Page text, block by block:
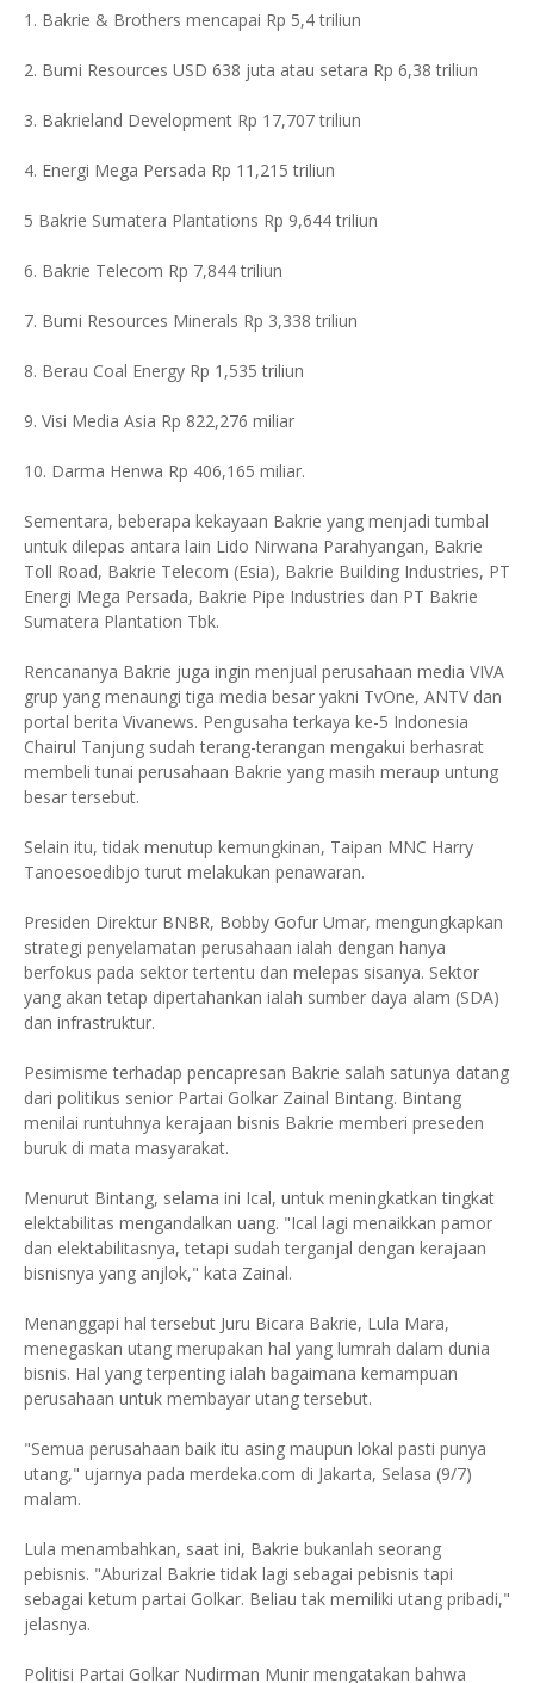
1. Bakrie & Brothers mencapai Rp 5,4 triliun
2. Bumi Resources USD 638 juta atau setara Rp 6,38 triliun
3. Bakrieland Development Rp 17,707 triliun
4. Energi Mega Persada Rp 11,215 triliun
5 Bakrie Sumatera Plantations Rp 9,644 triliun
6. Bakrie Telecom Rp 7,844 triliun
7. Bumi Resources Minerals Rp 3,338 triliun
8. Berau Coal Energy Rp 1,535 triliun
9. Visi Media Asia Rp 822,276 miliar
10. Darma Henwa Rp 406,165 miliar.
Sementara, beberapa kekayaan Bakrie yang menjadi tumbal
untuk dilepas antara lain Lido Nirwana Parahyangan, Bakrie
Toll Road, Bakrie Telecom (Esia), Bakrie Building Industries, PT
Energi Mega Persada, Bakrie Pipe Industries dan PT Bakrie
Sumatera Plantation Tbk.
Rencananya Bakrie juga ingin menjual perusahaan media VIVA
grup yang menaungi tiga media besar yakni TvOne, ANTV dan
portal berita Vivanews. Pengusaha terkaya ke-5 Indonesia
Chairul Tanjung sudah terang-terangan mengakui berhasrat
membeli tunai perusahaan Bakrie yang masih meraup untung
besar tersebut.
Selain itu, tidak menutup kemungkinan, Taipan MNC Harry
Tanoesoedibjo turut melakukan penawaran.
Presiden Direktur BNBR, Bobby Gofur Umar, mengungkapkan
strategi penyelamatan perusahaan ialah dengan hanya
berfokus pada sektor tertentu dan melepas sisanya. Sektor
yang akan tetap dipertahankan ialah sumber daya alam (SDA)
dan infrastruktur.
Pesimisme terhadap pencapresan Bakrie salah satunya datang
dari politikus senior Partai Golkar Zainal Bintang. Bintang
menilai runtuhnya kerajaan bisnis Bakrie memberi preseden
buruk di mata masyarakat.
Menurut Bintang, selama ini Ical, untuk meningkatkan tingkat
elektabilitas mengandalkan uang. "Ical lagi menaikkan pamor
dan elektabilitasnya, tetapi sudah terganjal dengan kerajaan
bisnisnya yang anjlok," kata Zainal.
Menanggapi hal tersebut Juru Bicara Bakrie, Lula Mara,
menegaskan utang merupakan hal yang lumrah dalam dunia
bisnis. Hal yang terpenting ialah bagaimana kemampuan
perusahaan untuk membayar utang tersebut.
"Semua perusahaan baik itu asing maupun lokal pasti punya
utang," ujarnya pada merdeka.com di Jakarta, Selasa (9/7)
malam.
Lula menambahkan, saat ini, Bakrie bukanlah seorang
pebisnis. "Aburizal Bakrie tidak lagi sebagai pebisnis tapi
sebagai ketum partai Golkar. Beliau tak memiliki utang pribadi,"
jelasnya.
Politisi Partai Golkar Nudirman Munir mengatakan bahwa